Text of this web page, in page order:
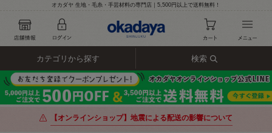
オカダヤ 生地・毛糸・手芸材料の専門店｜5,500円以上で送料無料！
カテゴリから探す 検索
【オンラインショップ】地震による配送の影響について